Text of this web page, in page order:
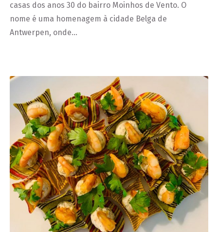
casas dos anos 30 do bairro Moinhos de Vento. O
nome é uma homenagem à cidade Belga de
Antwerpen, onde…